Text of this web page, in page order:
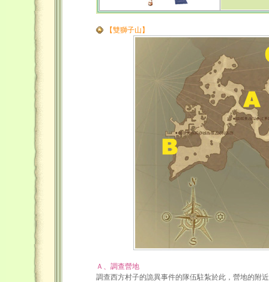
【雙獅子山】
Ａ、調查營地
調查西方村子的詭異事件的隊伍駐紮於此，營地的附